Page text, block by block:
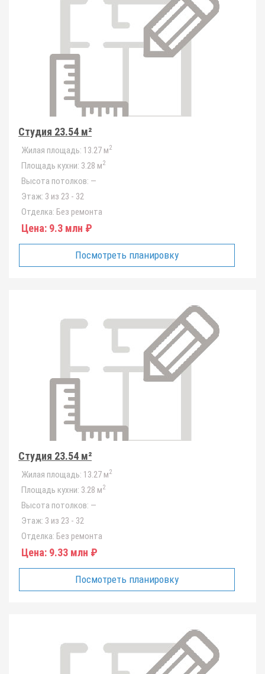
Студия 23.54 м²
Жилая площадь: 13.27 м2
Площадь кухни: 3.28 м2
Высота потолков: —
Этаж: 3 из 23 - 32
Отделка: Без ремонта
Цена: 9.3 млн ₽
Посмотреть планировку
Студия 23.54 м²
Жилая площадь: 13.27 м2
Площадь кухни: 3.28 м2
Высота потолков: —
Этаж: 3 из 23 - 32
Отделка: Без ремонта
Цена: 9.33 млн ₽
Посмотреть планировку